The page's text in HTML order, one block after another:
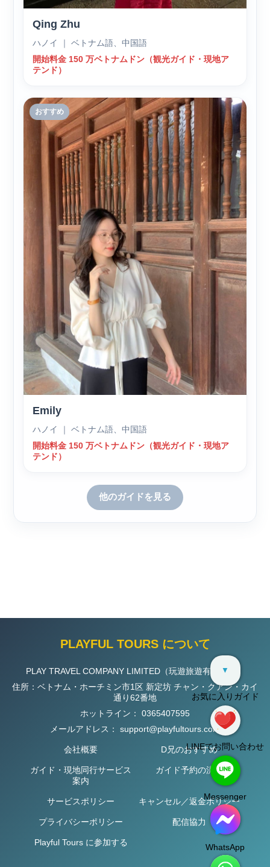
Qing Zhu
ハノイ ｜ ベトナム語、中国語
開始料金 150 万ベトナムドン（観光ガイド・現地ア
テンド）
おすすめ
Emily
ハノイ ｜ ベトナム語、中国語
開始料金 150 万ベトナムドン（観光ガイド・現地ア
テンド）
他のガイドを見る
PLAYFUL TOURS について
PLAY TRAVEL COMPANY LIMITED（玩遊旅遊有限公司）
住所：ベトナム・ホーチミン市1区 新定坊 チャン・クアン・カイ
通り62番地
ホットライン： 0365407595
メールアドレス： support@playfultours.com
会社概要 D兄のおすすめ
ガイド・現地同行サービス
案内
ガイド予約の流れ
サービスポリシー キャンセル／返金ポリシー
プライバシーポリシー 配信協力
Playful Tours に参加する
▼
お気に入りガイド
LINEでお問い合わせ
Messenger
WhatsApp